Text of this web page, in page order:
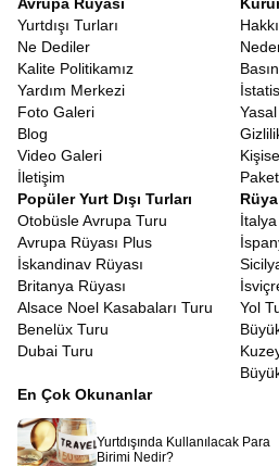
Yurtdışı Turları
Ne Dediler
Kalite Politikamız
Yardım Merkezi
Foto Galeri
Blog
Video Galeri
İletişim
Popüler Yurt Dışı Turları
Otobüsle Avrupa Turu
Avrupa Rüyası Plus
İskandinav Rüyası
Britanya Rüyası
Alsace Noel Kasabaları Turu
Benelüx Turu
Dubai Turu
Rüya
Yol
En Çok Okunanlar
Yurtdışında Kullanılacak Para
Birimi Nedir?